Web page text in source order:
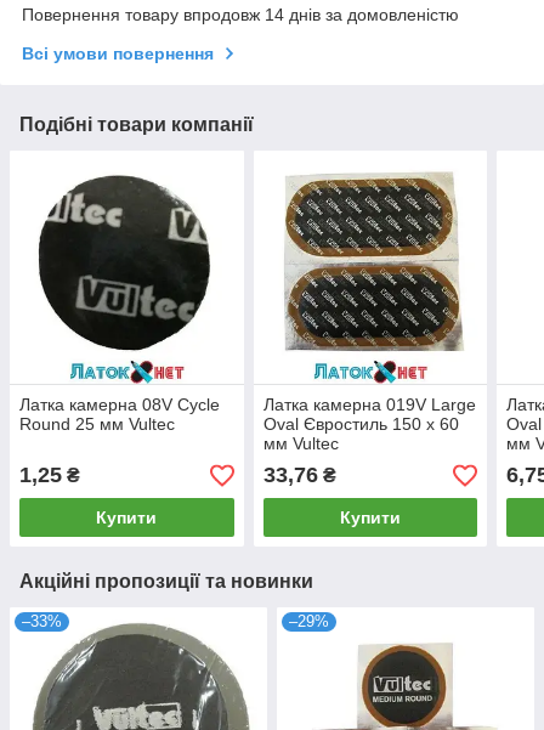
Повернення товару впродовж 14 днів за домовленістю
Всі умови повернення
Подібні товари компанії
Латка камерна 08V Cycle
Round 25 мм Vultec
1,25 ₴
Купити
Латка камерна 019V Large
Oval Євростиль 150 х 60
мм Vultec
33,76₴
Купити
мм
Акційні пропозиції та новинки
–33% –29%